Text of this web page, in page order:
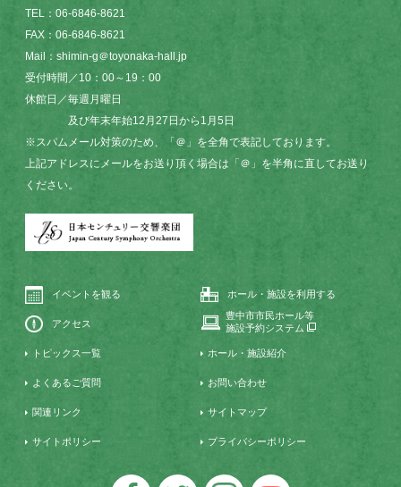
TEL：06-6846-8621
FAX：06-6846-8621
Mail：shimin-g＠toyonaka-hall.jp
受付時間／10：00～19：00
休館日／毎週月曜日
及び年末年始12月27日から1月5日
※スパムメール対策のため、「＠」を全角で表記しております。
上記アドレスにメールをお送り頂く場合は「＠」を半角に直してお送り
ください。
イベントを観る ホール・施設を利用する
アクセス
豊中市市民ホール等
施設予約システム
トピックス一覧 ホール・施設紹介
よくあるご質問 お問い合わせ
関連リンク サイトマップ
サイトポリシー プライバシーポリシー